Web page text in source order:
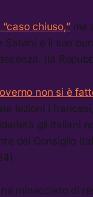
chiuso,”ma
e il suo
(la
non si è
lezioni i
gli italiani
del Consiglio
minacciato di